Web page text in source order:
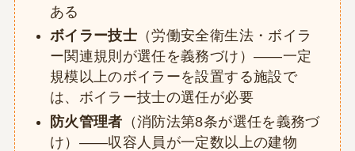
ある
ボイラー技士 （労働安全衛生法・ボイラ
ー関連規則が選任を義務づけ）——一定
規模以上のボイラーを設置する施設で
は、ボイラー技士の選任が必要
防火管理者 （消防法第8条が選任を義務づ
け）——収容人員が一定数以上の建物